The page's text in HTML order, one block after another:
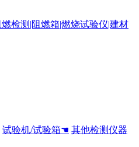
试验机/试验箱☚ 其他检测仪器